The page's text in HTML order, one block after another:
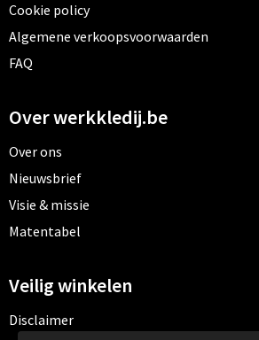
Cookie policy
Algemene verkoopsvoorwaarden
FAQ
Over werkkledij.be
Over ons
Nieuwsbrief
Visie & missie
Matentabel
Veilig winkelen
Disclaimer